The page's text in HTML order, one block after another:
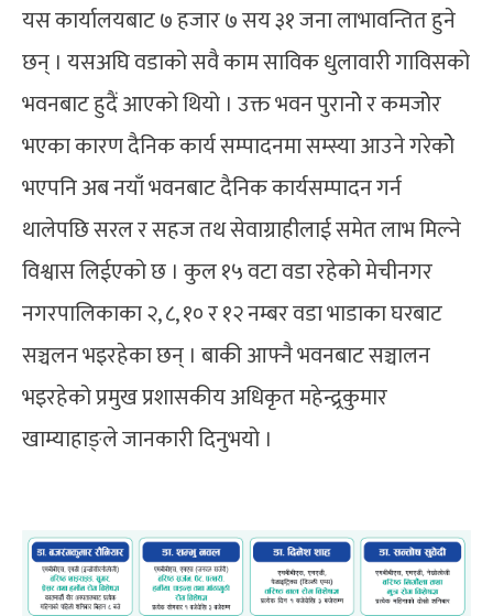
यस कार्यालयबाट ७ हजार ७ सय ३१ जना लाभावन्तित हुने
छन् । यसअघि वडाको सवै काम साविक धुलावारी गाविसको
भवनबाट हुदैं आएको थियो । उक्त भवन पुरानोे र कमजोेर
भएका कारण दैनिक कार्य सम्पादनमा सम्स्या आउने गरेकोे
भएपनि अब नयाँ भवनबाट दैनिक कार्यसम्पादन गर्न
थालेपछि सरल र सहज तथ सेवाग्राहीलाई समेत लाभ मिल्ने
विश्वास लिईएको छ । कुल १५ वटा वडा रहेको मेचीनगर
नगरपालिकाका २, ८, १० र १२ नम्बर वडा भाडाका घरबाट
सञ्चलन भइरहेका छन् । बाकी आफ्नै भवनबाट सञ्चालन
भइरहेको प्रमुख प्रशासकीय अधिकृत महेन्द्र्रकुमार
खाम्याहाङ्ले जानकारी दिनुभयो ।